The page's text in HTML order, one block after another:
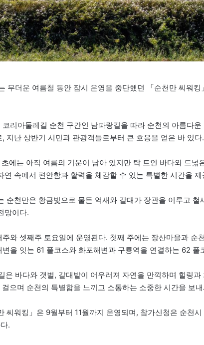
무더운 여름철 동안 잠시 운영을 중단했던 「순천만 씨워
코리아둘레길 순천 구간인 남파랑길을 따라 순천의 아름다
지난 상반기 시민과 관광객들로부터 큰 호응을 얻은 바 있다.
에는 아직 여름의 기운이 남아 있지만 탁 트인 바다와 드넓
연 속에서 편안함과 활력을 체감할 수 있는 특별한 시간을
순천만은 황금빛으로 물든 억새와 갈대가 장관을 이루고
망이다.
와 셋째주 토요일에 운영된다. 첫째 주에는 장산마을과 순
을 잇는 61 풀코스와 화포해변과 구룡역을 연결하는 62 풀
은 바다와 갯벌, 갈대밭이 어우러져 자연을 만끽하며 힐링
으며 순천의 특별함을 느끼고 소통하는 소중한 시간을 보
씨워킹」은 9월부터 11월까지 운영되며, 참가신청은 순천
.